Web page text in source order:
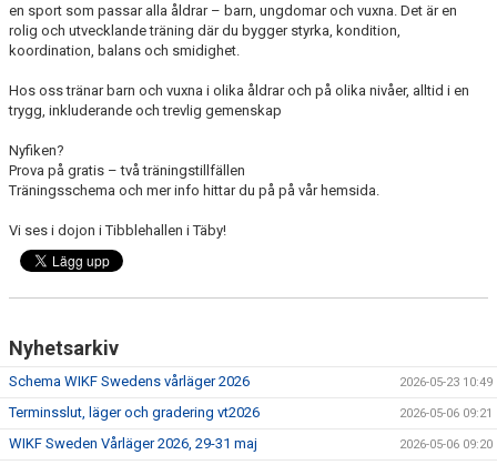
KLUBBEN
en sport som passar alla åldrar – barn, ungdomar och vuxna. Det är en
rolig och utvecklande träning där du bygger styrka, kondition,
koordination, balans och smidighet.
Hos oss tränar barn och vuxna i olika åldrar och på olika nivåer, alltid i en
trygg, inkluderande och trevlig gemenskap
Nyfiken?
Prova på gratis – två träningstillfällen
Träningsschema och mer info hittar du på på vår hemsida.
Vi ses i dojon i Tibblehallen i Täby!
Nyhetsarkiv
Schema WIKF Swedens vårläger 2026 2026-05-23 10:49
Terminsslut, läger och gradering vt2026 2026-05-06 09:21
WIKF Sweden Vårläger 2026, 29-31 maj 2026-05-06 09:20